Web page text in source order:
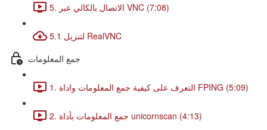
5. الاتصال بالكالي عبر VNC (7:08)
5.1 لتنزيل RealVNC
جمع المعلومات
1. التعرف على كيفية جمع المعلومات واداة FPING (5:09)
2. جمع المعلومات بأداة unicornscan (4:13)